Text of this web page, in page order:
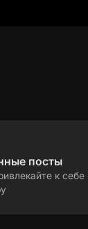
посты
к себе